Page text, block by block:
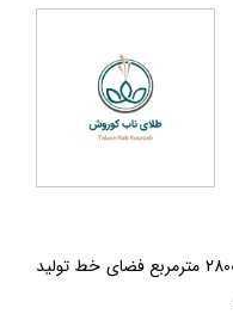
مساحت کارخانه 4000 مترمربع است که 2800 مترمربع فضای خط تولید